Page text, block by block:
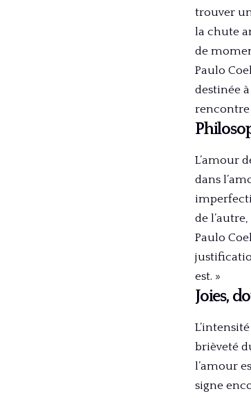
trouver
la chute
de
Paulo
destinée
rencontre
L’amour
dans
de
Paulo
est. »
Joies,
brièveté
l’amour
signe